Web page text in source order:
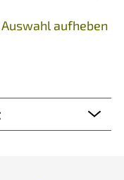
aufheben